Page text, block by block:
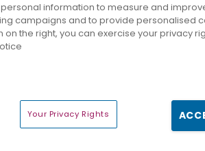
information to measure and
campaigns and to provide personalised
on the right, you can exercise your privacy
Your Privacy Rights